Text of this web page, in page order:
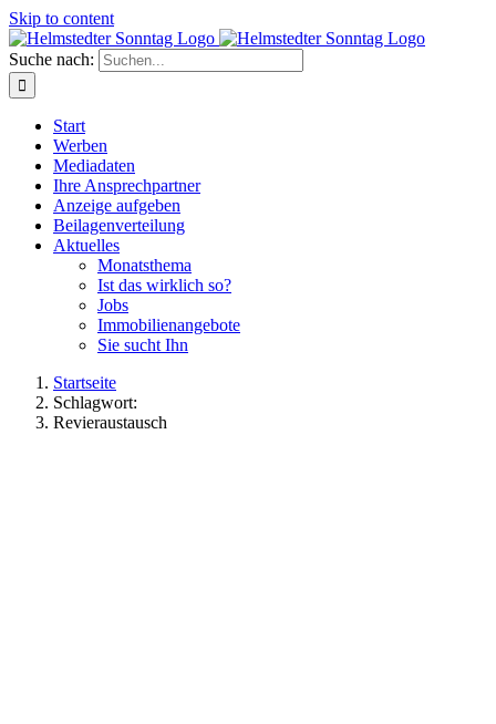
Skip to content
Suche nach:
Start
Werben
Mediadaten
Ihre Ansprechpartner
Anzeige aufgeben
Beilagenverteilung
Aktuelles
Monatsthema
Ist das wirklich so?
Jobs
Immobilienangebote
Sie sucht Ihn
Startseite
Schlagwort:
Revieraustausch